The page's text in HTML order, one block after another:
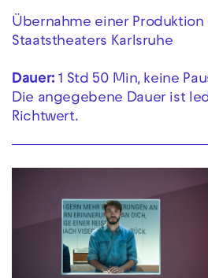
Übernahme einer Produktion
Staatstheaters Karlsruhe
Dauer: 1 Std 50 Min, keine
Die angegebene Dauer ist
Richtwert.